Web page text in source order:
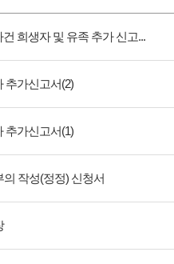
희생자 및 유족 추가 신고...
추가신고서(2)
추가신고서(1)
작성(정정) 신청서